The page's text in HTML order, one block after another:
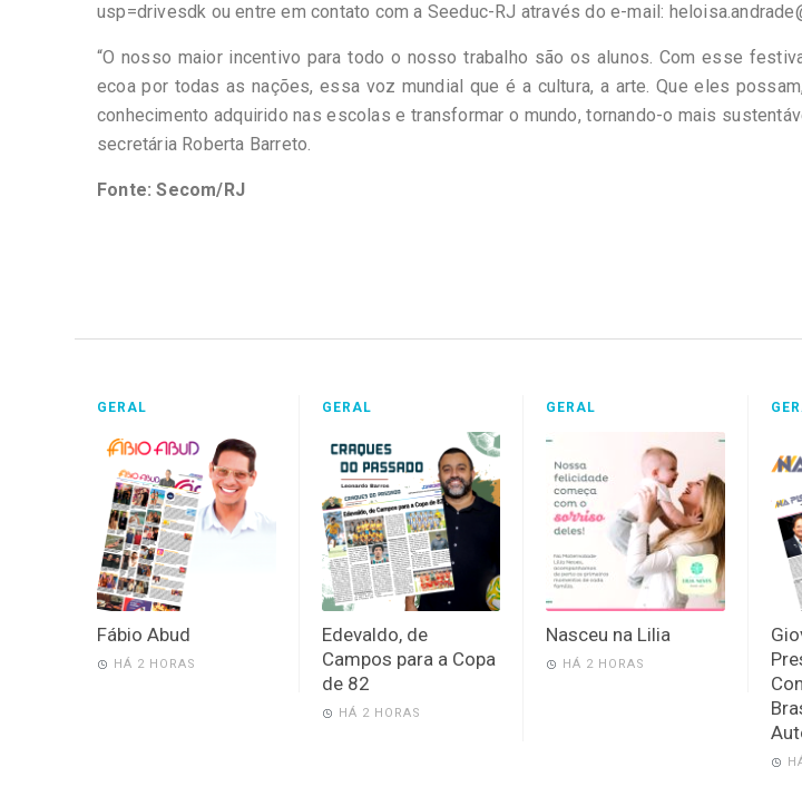
usp=drivesdk ou entre em contato com a Seeduc-RJ através do e-mail:
“O nosso maior incentivo para todo o nosso trabalho são os alunos. Com esse
ecoa por todas as nações, essa voz mundial que é a cultura, a arte. Que eles
conhecimento adquirido nas escolas e transformar o mundo, tornando-o mais
secretária Roberta Barreto.
Fonte: Secom/RJ
GERAL
Fábio Abud
HÁ 2 HORAS
GERAL
Edevaldo, de
Campos para a Copa
de 82
HÁ 2 HORAS
GERAL
Nasceu na Lilia
HÁ 2 HORAS